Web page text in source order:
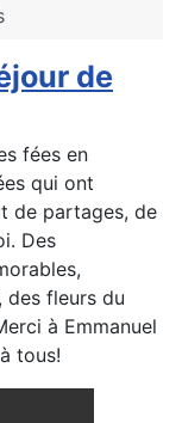
de
fées en
qui ont
de partages, de
Des
des fleurs du
à Emmanuel
tous!